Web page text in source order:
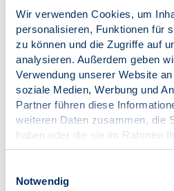
Wir verwenden Cookies, um
personalisieren, Funktionen für
zu können und die Zugriffe auf
analysieren. Außerdem geben
Verwendung unserer Website
soziale Medien, Werbung und
Partner führen diese
weiteren Daten zusammen, die
haben oder die sie im Rahmen
gesammelt haben.
Notwendig
dass die Fachkunde
zusätzliche Prüfung parallel
hat jedoch nicht die
Approbation.
höchst anspruchsvollen
Arbeitsfeld setzt die
Verunsicherung der
zumindest die Folge sein.
Approbierte praktizieren,
Berufsbezeichnung